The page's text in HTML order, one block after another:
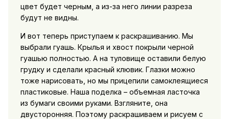
цвет будет черным, а из-за него линии разреза
будут не видны.
И вот теперь приступаем к раскрашиванию. Мы
выбрали гуашь. Крылья и хвост покрыли черной
гуашью полностью. А на туловище оставили белую
грудку и сделали красный клювик. Глазки можно
тоже нарисовать, но мы прицепили самоклеящиеся
пластиковые. Наша поделка – объемная ласточка
из бумаги своими руками. Взгляните, она
двусторонняя. Поэтому раскрашиваем и рисуем с